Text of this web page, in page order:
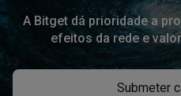
A Bitget dá prioridade a
efeitos da rede e
Submeter